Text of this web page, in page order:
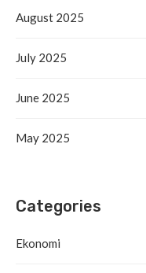
August 2025
July 2025
June 2025
May 2025
Categories
Ekonomi